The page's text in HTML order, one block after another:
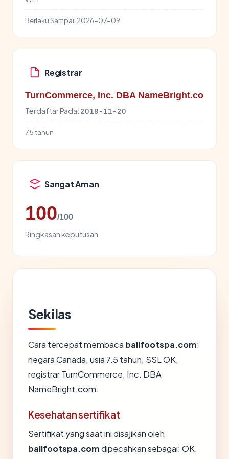
Berlaku Sampai: 2026-07-09
Registrar
TurnCommerce, Inc. DBA NameBright.co
Terdaftar Pada: 2018-11-20
7.5 tahun
Sangat Aman
100/100
Ringkasan keputusan
Sekilas
Cara tercepat membaca balifootspa.com:
negara Canada, usia 7.5 tahun, SSL OK,
registrar TurnCommerce, Inc. DBA
NameBright.com.
Kesehatan sertifikat
Sertifikat yang saat ini disajikan oleh
balifootspa.comdipecahkan sebagai: OK.